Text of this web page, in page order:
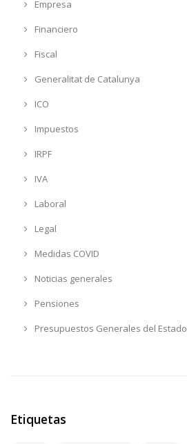
Empresa
Financiero
Fiscal
Generalitat de Catalunya
ICO
Impuestos
IRPF
IVA
Laboral
Legal
Medidas COVID
Noticias generales
Pensiones
Presupuestos Generales del Estado
Etiquetas